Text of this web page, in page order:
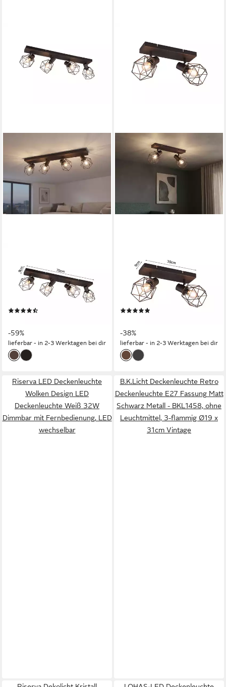
Deckenstrahler E14 Gitter-
Lampenschirme, Breite 70cm,
ohne Leuchtmittel, Industrial
Deckenlampe 4-flammig,
innen Strahler schwenkbar
-59%
lieferbar - in 2-3 Werktagen bei dir
Deckenstrahler E14 Gitter-
Lampenschirme, Breite 30cm,
ohne Leuchtmittel, Industrial
Deckenlampe 2-flammig,
innen Strahler schwenkbar
-38%
lieferbar - in 2-3 Werktagen bei dir
Riserva LED Deckenleuchte
Wolken Design LED
Deckenleuchte Weiß 32W
Dimmbar mit Fernbedienung, LED
wechselbar
B.K.Licht Deckenleuchte Retro
Deckenleuchte E27 Fassung Matt
Schwarz Metall - BKL1458, ohne
Leuchtmittel, 3-flammig Ø19 x
31cm Vintage